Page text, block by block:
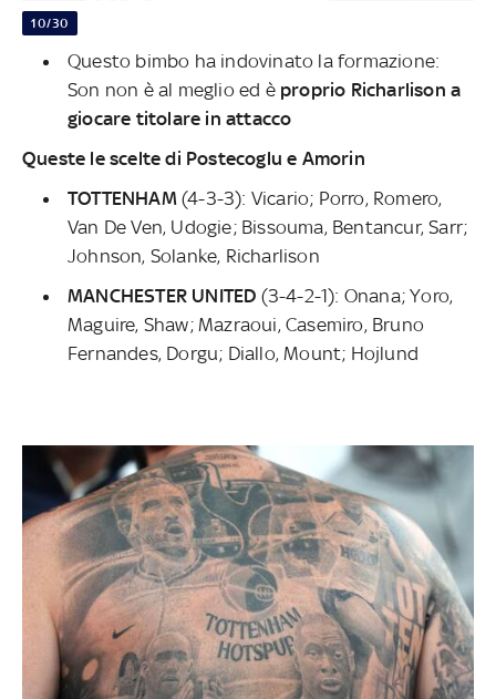
10/30
Questo bimbo ha indovinato la formazione:
Son non è al meglio ed è proprio Richarlison a
giocare titolare in attacco
Queste le scelte di Postecoglu e Amorin
TOTTENHAM(4-3-3): Vicario; Porro, Romero,
Van De Ven, Udogie; Bissouma, Bentancur, Sarr;
Johnson, Solanke, Richarlison
MANCHESTER UNITED (3-4-2-1): Onana; Yoro,
Maguire, Shaw; Mazraoui, Casemiro, Bruno
Fernandes, Dorgu; Diallo, Mount; Hojlund